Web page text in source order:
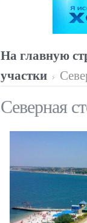
На главную
участки
Северная